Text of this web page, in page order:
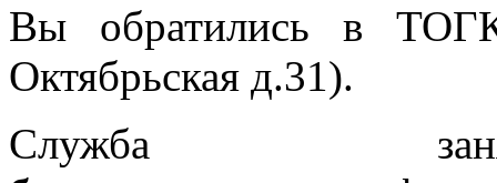
Вы обратились в
Октябрьская д.31).
Служба